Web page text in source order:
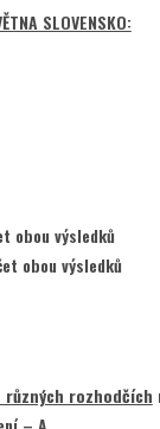
SLOVENSKO:
obou výsledků
obou výsledků
různých rozhodčích